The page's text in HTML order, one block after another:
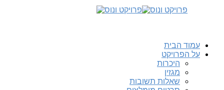
עמוד הבית
על הפרויקט
היכרות
מגזין
שאלות תשובות